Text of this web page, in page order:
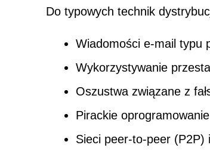
Do typowych technik
Wiadomości e-mail typu
Wykorzystywanie
Oszustwa związane z
Pirackie
Sieci peer-to-peer (P2P)